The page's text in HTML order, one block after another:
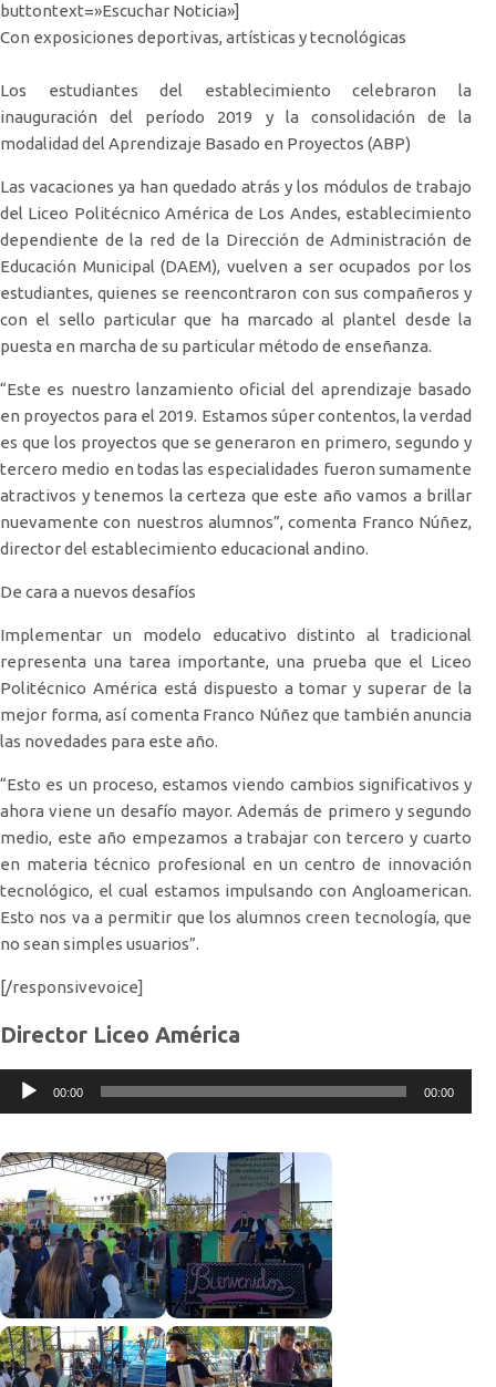
buttontext=»Escuchar Noticia»]
Con exposiciones deportivas, artísticas y tecnológicas
Los estudiantes del establecimiento celebraron la
inauguración del período 2019 y la consolidación de la
modalidad del Aprendizaje Basado en Proyectos (ABP)
Las vacaciones ya han quedado atrás y los módulos de trabajo
del Liceo Politécnico América de Los Andes, establecimiento
dependiente de la red de la Dirección de Administración de
Educación Municipal (DAEM), vuelven a ser ocupados por los
estudiantes, quienes se reencontraron con sus compañeros y
con el sello particular que ha marcado al plantel desde la
puesta en marcha de su particular método de enseñanza.
“Este es nuestro lanzamiento oficial del aprendizaje basado
en proyectos para el 2019. Estamos súper contentos, la verdad
es que los proyectos que se generaron en primero, segundo y
tercero medio en todas las especialidades fueron sumamente
atractivos y tenemos la certeza que este año vamos a brillar
nuevamente con nuestros alumnos”, comenta Franco Núñez,
director del establecimiento educacional andino.
De cara a nuevos desafíos
Implementar un modelo educativo distinto al tradicional
representa una tarea importante, una prueba que el Liceo
Politécnico América está dispuesto a tomar y superar de la
mejor forma, así comenta Franco Núñez que también anuncia
las novedades para este año.
“Esto es un proceso, estamos viendo cambios significativos y
ahora viene un desafío mayor. Además de primero y segundo
medio, este año empezamos a trabajar con tercero y cuarto
en materia técnico profesional en un centro de innovación
tecnológico, el cual estamos impulsando con Angloamerican.
Esto nos va a permitir que los alumnos creen tecnología, que
no sean simples usuarios”.
[/responsivevoice]
Director Liceo América
Reproductor
00:00 00:00